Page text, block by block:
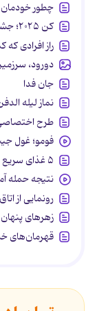
چطور خودمان را از نظر
کن ۲۰۲۵؛ جشنواره‌ای علیه خانواده
راز افرادی
دورود،
جان فدا
نماز لیله
طرح
فومو؛ غول
۵ غذای سریع و سالم برای طبیعت‌گردی
نتیجه حمله
رونمایی از
زهرهای
قهرمان‌های